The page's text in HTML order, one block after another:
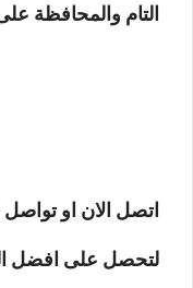
التام والمحافظة
اتصل الان او
لتحصل على افضل